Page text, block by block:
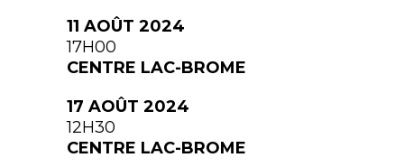
11 AOÛT 2024
17H00
CENTRE LAC-BROME
17 AOÛT 2024
12H30
CENTRE LAC-BROME